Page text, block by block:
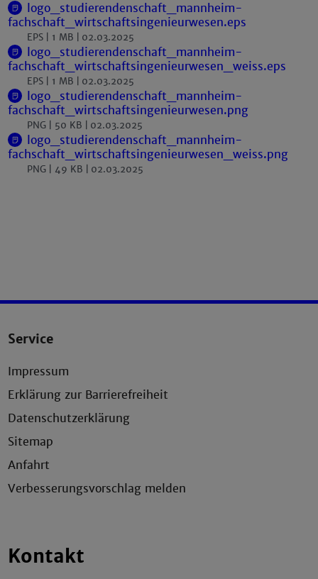
logo_studierendenschaft_mannheim-
fachschaft_wirtschaftsingenieurwesen.eps
EPS 1 MB 02.03.2025
logo_studierendenschaft_mannheim-
fachschaft_wirtschaftsingenieurwesen_weiss.eps
EPS 1 MB 02.03.2025
logo_studierendenschaft_mannheim-
fachschaft_wirtschaftsingenieurwesen.png
PNG 50 KB 02.03.2025
logo_studierendenschaft_mannheim-
fachschaft_wirtschaftsingenieurwesen_weiss.png
PNG 49 KB 02.03.2025
Service
Impressum
Erklärung zur Barrierefreiheit
Datenschutzerklärung
Sitemap
Anfahrt
Verbesserungsvorschlag melden
Kontakt